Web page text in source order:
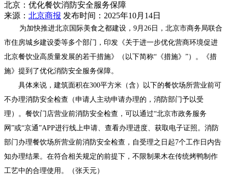
北京：优化餐饮消防安全服务保障
来源： 北京商报 发布时间：2025年10月14日
为加快推进北京国际美食之都建设，9月26日，北京市商务局联合
市住房城乡建设委等多个部门，印发《关于进一步优化营商环境促进
北京餐饮业高质量发展的若干措施》（以下简称“《措施》”）。《措
施》提到了优化消防安全服务保障。
具体来说，建筑面积在300平方米（含）以下的餐饮场所营业前可
不办理消防安全检查（申请人主动申请办理的，消防部门予以受
理）。餐饮门店营业前消防安全检查，可以通过“北京市政务服务
网”或“京通”APP进行线上申请、查看办理进度、获取电子证照。消防
部门办理餐饮场所营业前消防安全检查，自受理之日起7个工作日内告
知办理结果。在符合相关规定的前提下，不限制果木在传统烤鸭制作
工艺中的合理使用。（张天元）